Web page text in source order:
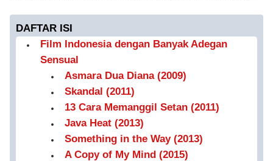
DAFTAR ISI
Film Indonesia dengan Banyak Adegan
Sensual
Asmara Dua Diana (2009)
Skandal (2011)
13 Cara Memanggil Setan (2011)
Java Heat (2013)
Something in the Way (2013)
A Copy of My Mind (2015)